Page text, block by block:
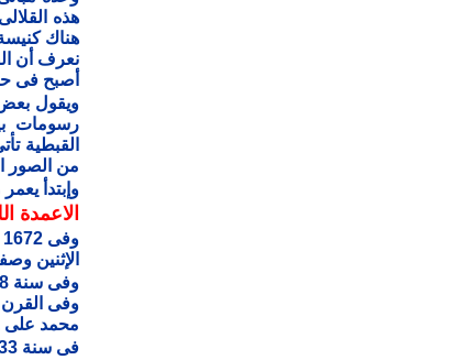
هذه
هناك
نعرف أن
أصبح فى
ويقول
رسومات
القبطية
من الصور
وإبتدأ يعمر ما بين 1202 إلى
الاعمدة
الإثنين
وفى سنة 1798 رآه الرحالة الفرنسى دينون Denon بعد أيام من هدمه بواسطة المماليك
وفى
محمد على
فى سنة 1833 م روبرت كورزون Robert Curzon ترك لنا وصف لهذا الدير